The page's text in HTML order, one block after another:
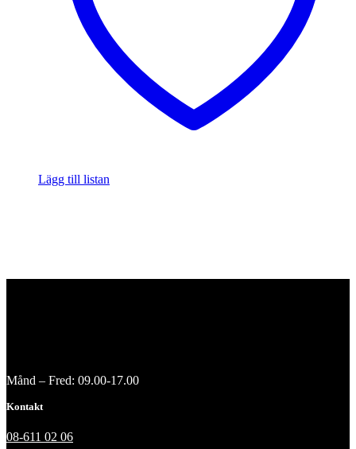
Lägg till listan
Månd – Fred: 09.00-17.00
Kontakt
08-611 02 06